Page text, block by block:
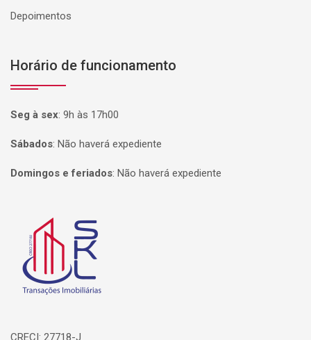
Depoimentos
Horário de funcionamento
Seg à sex: 9h às 17h00
Sábados: Não haverá expediente
Domingos e feriados: Não haverá expediente
Página inicial
CRECI: 27718-J